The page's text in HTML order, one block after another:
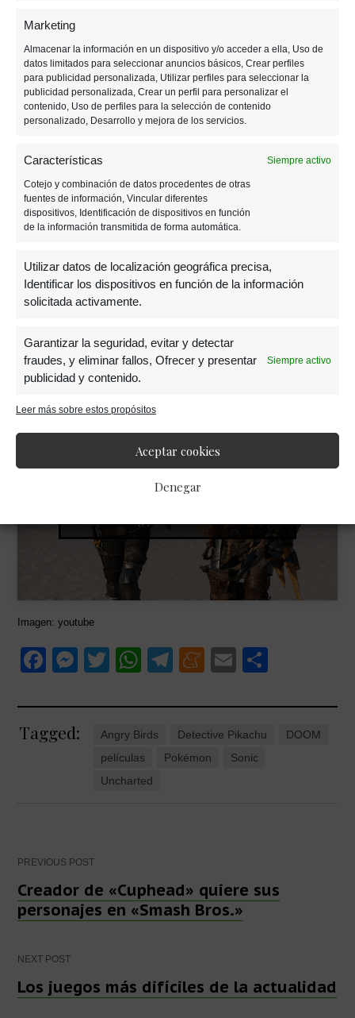
Marketing
Almacenar la información en un dispositivo y/o acceder a ella, Uso de
datos limitados para seleccionar anuncios básicos, Crear perfiles
para publicidad personalizada, Utilizar perfiles para seleccionar la
publicidad personalizada, Crear un perfil para personalizar el
contenido, Uso de perfiles para la selección de contenido
personalizado, Desarrollo y mejora de los servicios.
Características Siempre activo
Cotejo y combinación de datos procedentes de otras
fuentes de información, Vincular diferentes
dispositivos, Identificación de dispositivos en función
de la información transmitida de forma automática.
Utilizar datos de localización geográfica precisa,
Identificar los dispositivos en función de la información
solicitada activamente.
Garantizar la seguridad, evitar y detectar
fraudes, y eliminar fallos, Ofrecer y presentar
publicidad y contenido.
Siempre activo
Leer más sobre estos propósitos
Aceptar cookies
Denegar
de este proyecto desde un principio.
We're not involved with
(@DOOM)
11,
marketing y activar este contenido
Y, no se estrenará este año, vale la pena
mencionar la cinta de
redimirse de la saga Resident Evil
esperamos sean varias nuevas películas basadas
Imagen: youtube
F
c
e
M
ss
e
T
tt
er
W
at
s
A
p
T
e
gr
a
M
n
e
a
E
ail m
Tagged: Angry Birds Detective Pikachu
DOOM
películas
Pokémon
Sonic
Uncharted
Post
navigation
PREVIOUS POST
Creador de «Cuphead» quiere sus
personajes en «Smash Bros.»
NEXT POST
Los juegos más difíciles de la actualidad